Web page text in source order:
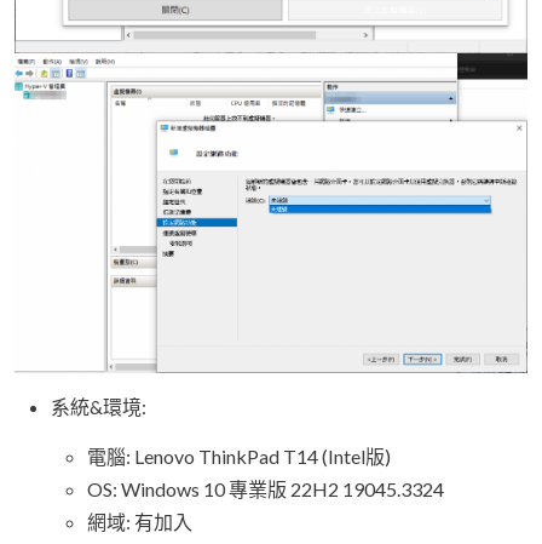
系統&環境:
電腦: Lenovo ThinkPad T14 (Intel版)
OS: Windows 10 專業版 22H2 19045.3324
網域: 有加入